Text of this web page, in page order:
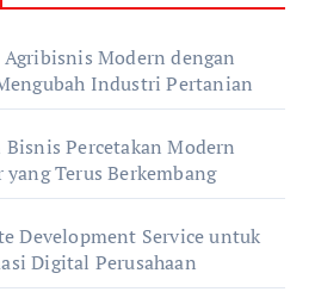
Modern dengan
Industri Pertanian
Percetakan Modern
Terus Berkembang
Development Service untuk
Digital Perusahaan